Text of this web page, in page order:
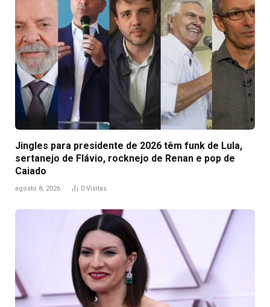
Jingles para presidente de 2026 têm funk de Lula,
sertanejo de Flávio, rocknejo de Renan e pop de
Caiado
agosto 8, 2026 0 Visitas